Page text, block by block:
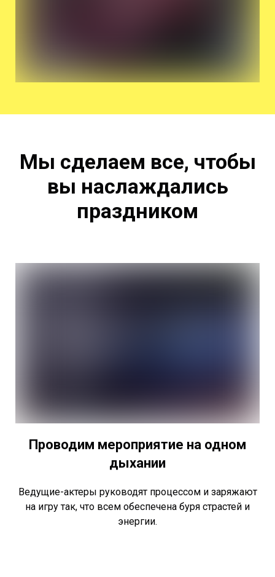
Мы сделаем все, чтобы
вы наслаждались
праздником
Проводим мероприятие на одном
дыхании
Ведущие-актеры руководят процессом и заряжают
на игру так, что всем обеспечена буря страстей и
энергии.